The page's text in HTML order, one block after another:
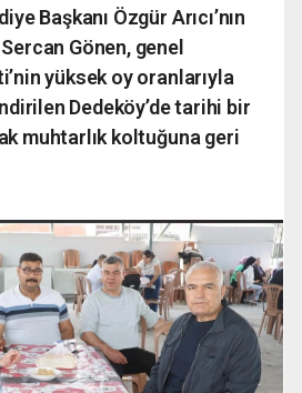
Başkanı Özgür Arıcı’nın
Gönen, genel
yüksek oy oranlarıyla
Dedeköy’de tarihi bir
muhtarlık koltuğuna geri